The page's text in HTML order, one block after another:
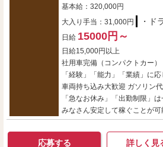
基本給：320,000円
大入り手当：31,000円
・ド
日給 15000円～
日給15,000円以上
社用車完備（コンパクトカー）
「経験」「能力」「業績」に
車両持ち込み大歓迎 ガソリン
「急なお休み」「出勤制限」
みなさん安定して稼ぐことが可
応募する 詳しく見